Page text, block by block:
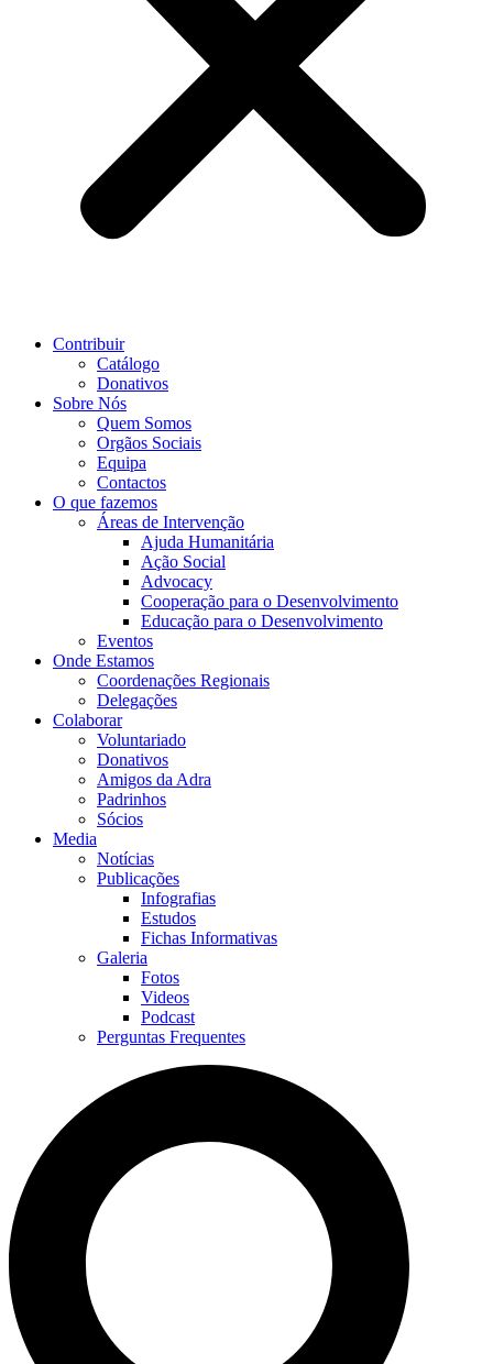
Contribuir
Catálogo
Donativos
Sobre Nós
Quem Somos
Orgãos Sociais
Equipa
Contactos
O que fazemos
Áreas de Intervenção
Ajuda Humanitária
Ação Social
Advocacy
Cooperação para o Desenvolvimento
Educação para o Desenvolvimento
Eventos
Onde Estamos
Coordenações Regionais
Delegações
Colaborar
Voluntariado
Donativos
Amigos da Adra
Padrinhos
Sócios
Media
Notícias
Publicações
Infografias
Estudos
Fichas Informativas
Galeria
Fotos
Videos
Podcast
Perguntas Frequentes